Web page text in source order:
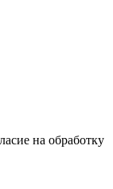
на обработку